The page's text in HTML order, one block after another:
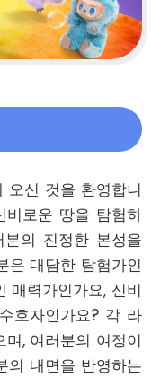
오신 것을 환영합니
로운 땅을 탐험하
의 진정한 본성을
은 대담한 탐험가인
매력가인가요, 신비
호자인가요? 각 라
, 여러분의 여정이
의 내면을 반영하는